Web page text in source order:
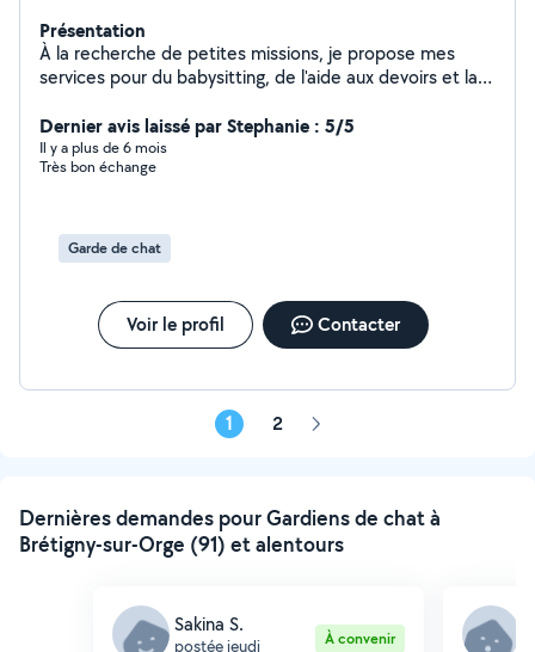
Présentation
À la recherche de petites missions, je propose mes
services pour du babysitting, de l'aide aux devoirs et la
à cœur d'offrir un service de qualité en m'adaptant aux
besoins des enfants, des élèves ou des animaux dont j'ai
la charge. Que ce soit pour une soirée, un
mon engagement et ma bienveillance. N'hésitez pas à
me contacter pour plus d'informations !
Dernier avis laissé par Stephanie : 5/5
Il y a plus de 6 mois
Très bon échange
Garde de chat
Voir le profil Contacter
1 2 Page
Dernières demandes pour Gardiens de chat à
Brétigny-sur-Orge (91) et alentours
Sakina S.
postée jeudi À convenir